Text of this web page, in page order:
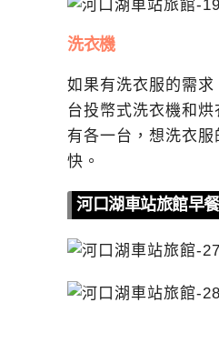
洗衣機
如果有洗衣服的需
台投幣式洗衣機和烘
有各一台，想洗衣服
快。
河口湖車站旅館早餐